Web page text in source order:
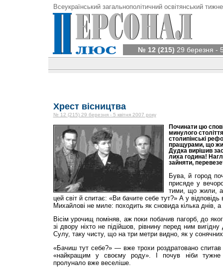
Всеукраїнський загальнополітичний освітянський
№ 12 (215) 29 березня -
Хрест вісництва
№ 12 (215) 29 березня - 5 квітня 2007 року
Починати цю
минулого
столипінські
пращурами, що
Дудка вирішив
лиха година!
зайняти,
Бува, й город
присяде у
тими, що жили,
цей світ й спитає: «Ви бачите себе тут?» А у
Михайлові не миле: походить як сновида кілька днів, а
Вісім урочищ поміняв, аж поки побачив пагорб, до
зі двору ніхто не підійшов, рівнину перед ним
Сулу, таку чисту, що на три метри видно, як у
«Бачиш тут себе?» — вже трохи роздратовано спитав
«найкращим у своєму роду». І почув ніби
пролунало вже веселіше.